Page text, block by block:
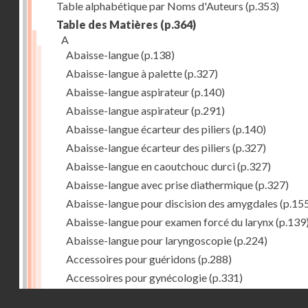
Table alphabétique par Noms d'Auteurs (p.353)
Table des Matières (p.364)
A
Abaisse-langue(p.138)
Abaisse-langue à palette(p.327)
Abaisse-langue aspirateur(p.140)
Abaisse-langue aspirateur(p.291)
Abaisse-langue écarteur des piliers (p.140)
Abaisse-langue écarteur des piliers (p.327)
Abaisse-langue en caoutchouc durci(p.327)
Abaisse-langue avec prise diathermique(p.327)
Abaisse-langue pour discision des amygdales
Abaisse-langue pour examen forcé du larynx
Abaisse-langue pour laryngoscopie(p.224)
Accessoires pour guéridons (p.288)
Accessoires pour gynécologie(p.331)